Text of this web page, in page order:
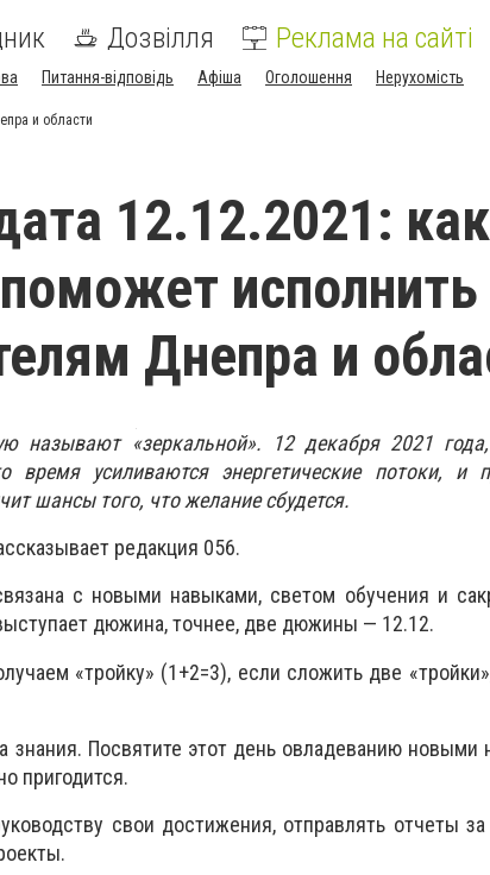
Дозвілля Реклама на сайті
Питання-відповідь Афіша Оголошення Нерухомість
и области
12.12.2021: как
исполнить
Днепра и
называют «зеркальной». 12 декабря 2021
усиливаются энергетические потоки, и
шансы того, что желание сбудется.
редакция 056.
с новыми навыками, светом обучения и
дюжина, точнее, две дюжины — 12.12.
«тройку» (1+2=3), если сложить две
знания. Посвятите этот день овладеванию новыми
пригодится.
свои достижения, отправлять отчеты за